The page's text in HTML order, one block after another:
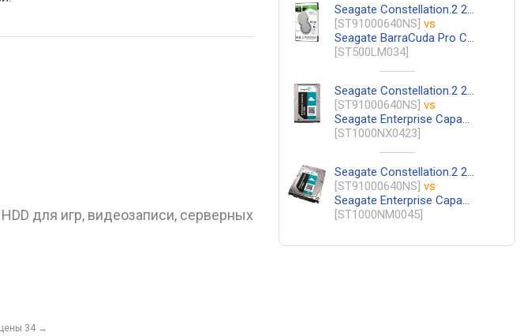
для игр, видеозаписи, серверных
34 →
Seagate Constellation.2 2.5"
[ST91000640NS] vs
Seagate BarraCuda Pro Compute 2.5"
[ST500LM034]
Seagate Constellation.2 2.5"
[ST91000640NS] vs
Seagate Enterprise Capacity HDD 2.5"
[ST1000NX0423]
Seagate Constellation.2 2.5"
[ST91000640NS] vs
Seagate Enterprise Capacity 3.5 HDD
[ST1000NM0045]